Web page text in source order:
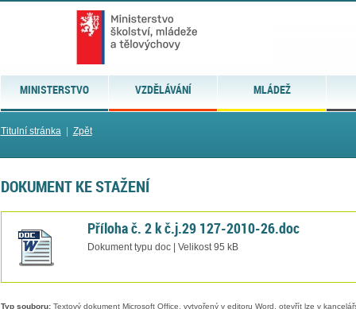
MINISTERSTVO VZDĚLÁVÁNÍ MLÁDEŽ
Titulní stránka| Zpět
DOKUMENT KE STAŽENÍ
Příloha č. 2 k č.j.29 127-2010-26.doc
Dokument typu doc | Velikost 95 kB
Typ souboru:Textový dokument Microsoft Office, vytvořený v editoru Word, otevřít lze v